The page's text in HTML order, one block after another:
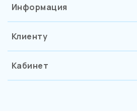
Информация
Клиенту
Кабинет